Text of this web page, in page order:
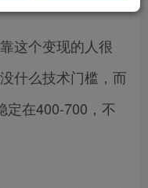
这个变现的人很
什么技术门槛，而
定在400-700，不